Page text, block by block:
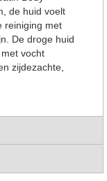
de huid voelt
reiniging met
De droge huid
vocht
zijdezachte,